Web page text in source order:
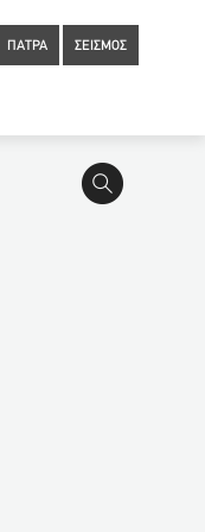
ΠΑΤΡΑ ΣΕΙΣΜΟΣ
Ανοίγουν
Αντετοκούνμπο: «Δεν με